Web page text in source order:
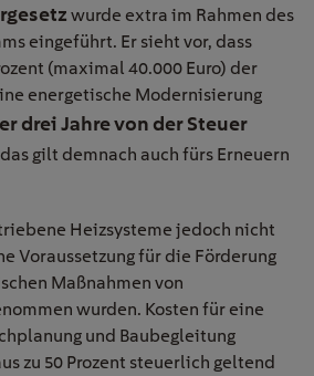
wurde extra im Rahmen des
eingeführt. Er sieht vor, dass
(maximal 40.000 Euro) der
energetische Modernisierung
drei Jahre von der Steuer
gilt demnach auch fürs Erneuern
Heizsysteme jedoch nicht
Voraussetzung für die Förderung
Maßnahmen von
wurden. Kosten für eine
und Baubegleitung
zu 50 Prozent steuerlich geltend